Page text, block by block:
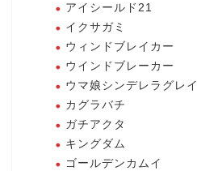
アイシールド21
イクサガミ
ウィンドブレイカー
ウインドブレーカー
ウマ娘シンデレラグレイ
カグラバチ
ガチアクタ
キングダム
ゴールデンカムイ